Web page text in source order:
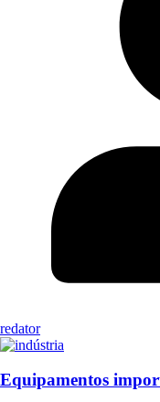
redator
Equipamentos